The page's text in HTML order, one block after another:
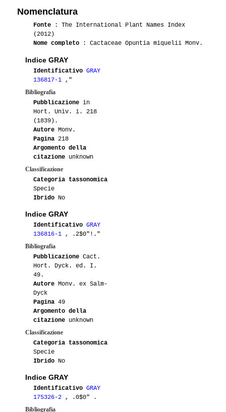
Nomenclatura
Fonte : The International Plant Names Index
(2012)
Nome completo : Cactaceae Opuntia miquelii Monv.
Indice GRAY
Identificativo GRAY
136817-1 ,"
Bibliografia
Pubblicazione in
Hort. Univ. i. 218
(1839).
Autore Monv.
Pagina 218
Argomento della
citazione unknown
Classificazione
Categoria tassonomica
Specie
Ibrido No
Indice GRAY
Identificativo GRAY
136816-1 , .2$0"!."
Bibliografia
Pubblicazione Cact.
Hort. Dyck. ed. I.
49.
Autore Monv. ex Salm-
Dyck
Pagina 49
Argomento della
citazione unknown
Classificazione
Categoria tassonomica
Specie
Ibrido No
Indice GRAY
Identificativo GRAY
175326-2 , .0$0" .
Bibliografia